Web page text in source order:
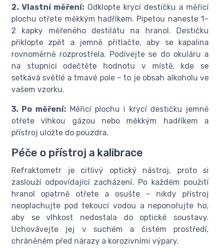
2. Vlastní měření: Odklopte krycí destičku a měřicí
plochu otřete měkkým hadříkem. Pipetou naneste 1–
2 kapky měřeného destilátu na hranol. Destičku
přiklopte zpět a jemně přitlačte, aby se kapalina
rovnoměrně rozprostřela. Podívejte se do okuláru a
na stupnici odečtěte hodnotu v místě, kde se
setkává světlé a tmavé pole – to je obsah alkoholu ve
vašem vzorku.
3. Po měření: Měřicí plochu i krycí destičku jemně
otřete vlhkou gázou nebo měkkým hadříkem a
přístroj uložte do pouzdra.
Péče o přístroj a kalibrace
Refraktometr je citlivý optický nástroj, proto si
zaslouží odpovídající zacházení. Po každém použití
hranol opatrně otřete a osušte – nikdy přístroj
neoplachujte pod tekoucí vodou a neponořujte ho,
aby se vlhkost nedostala do optické soustavy.
Uchovávejte jej v suchém a čistém prostředí,
chráněném před nárazy a korozivními výpary.